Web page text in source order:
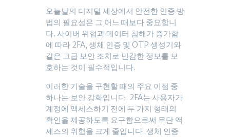
오늘날의 디지털 세상에서 안전한 인증 방
법의 필요성은 그 어느 때보다 중요합니
다. 사이버 위협과 데이터 침해가 증가함
에 따라 2FA, 생체 인증 및 OTP 생성기와
같은 고급 보안 조치로 민감한 정보를 보
호하는 것이 필수적입니다.
이러한 기술을 구현할 때의 주요 이점 중
하나는 보안 강화입니다. 2FA는 사용자가
계정에 액세스하기 전에 두 가지 형태의
확인을 제공하도록 요구함으로써 무단 액
세스의 위험을 크게 줄입니다. 생체 인증